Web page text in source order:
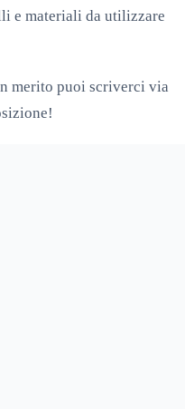
e materiali da utilizzare
merito puoi scriverci via